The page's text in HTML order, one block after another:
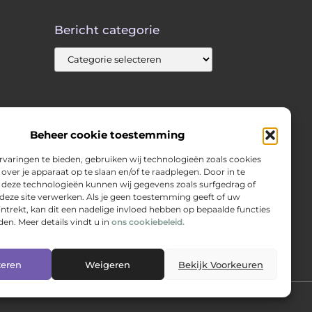
Beheer cookie toestemming
te bieden, gebruiken wij technologieën zoals cookies
je apparaat op te slaan en/of te raadplegen. Door in te
technologieën kunnen wij gegevens zoals surfgedrag of
site verwerken. Als je geen toestemming geeft of uw
kan dit een nadelige invloed hebben op bepaalde functies
Meer details vindt u in ons cookiebeleid.
Weigeren Bekijk Voorkeuren
Bericht categorie